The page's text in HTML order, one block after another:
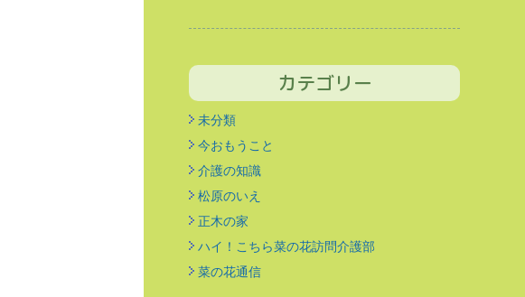
カテゴリー
未分類
今おもうこと
介護の知識
松原のいえ
正木の家
ハイ！こちら菜の花訪問介護部
菜の花通信